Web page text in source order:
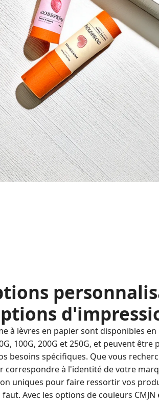
à lèvres en papier sont disponibles
100G, 200G et 250G, et peuvent être
besoins spécifiques. Que vous
correspondre à l'identité de votre
uniques pour faire ressortir vos
Avec les options de couleurs CMJN